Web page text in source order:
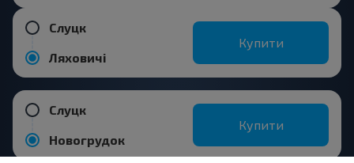
Слуцк
Ляховичі
Купити
Слуцк
Новогрудок
Купити